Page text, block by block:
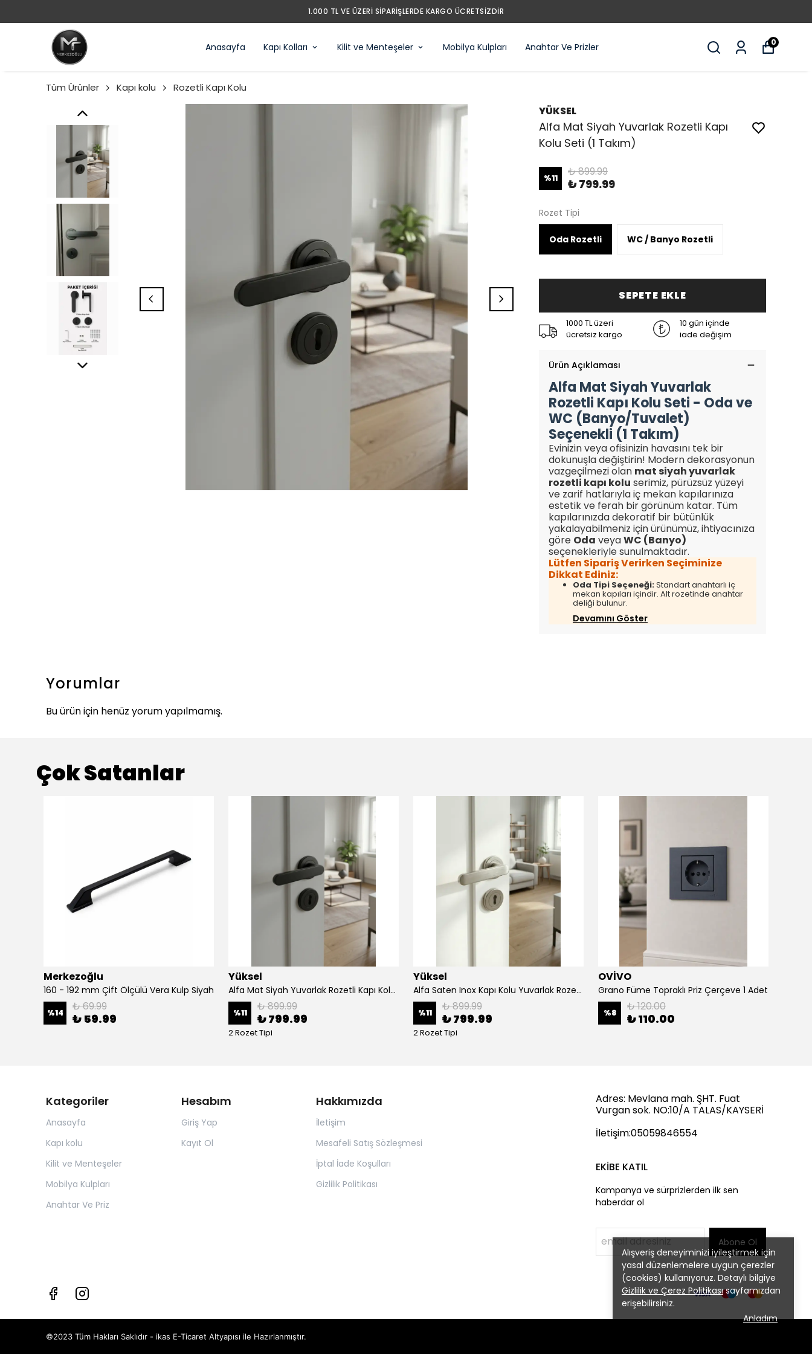
1.000 TL VE ÜZERI SIPARIŞLERDE KARGO ÜCRETSIZDIR
Anasayfa Kapı Kolları Kilit ve Menteşeler Mobilya Kulpları Anahtar Ve Prizler 0
Alışveriş deneyiminizi iyileştirmek için
yasal düzenlemelere uygun çerezler
(cookies) kullanıyoruz. Detaylı bilgiye
Gizlilik ve Çerez Politikasısayfamızdan
erişebilirsiniz.
Anladım
Tüm Ürünler Kapı kolu Rozetli Kapı Kolu
YÜKSEL
Alfa Mat Siyah Yuvarlak Rozetli Kapı
Kolu Seti (1 Takım)
%11 ₺ 899.99
₺ 799.99
Rozet Tipi
Oda Rozetli WC / Banyo Rozetli
SEPETE EKLE
1000 TL üzeri
ücretsiz kargo
10 gün içinde
iade değişim
Ürün Açıklaması
Alfa Mat Siyah Yuvarlak
Rozetli Kapı Kolu Seti - Oda ve
WC (Banyo/Tuvalet)
Seçenekli (1 Takım)
Evinizin veya ofisinizin havasını tek bir
dokunuşla değiştirin! Modern dekorasyonun
vazgeçilmezi olan mat siyah yuvarlak
rozetli kapı kolu serimiz, pürüzsüz yüzeyi
ve zarif hatlarıyla iç mekan kapılarınıza
estetik ve ferah bir görünüm katar. Tüm
kapılarınızda dekoratif bir bütünlük
yakalayabilmeniz için ürünümüz, ihtiyacınıza
göre Oda veyaWC (Banyo)
seçenekleriyle sunulmaktadır.
Lütfen Sipariş Verirken Seçiminize
Dikkat Ediniz:
Oda Tipi Seçeneği:Standart anahtarlı iç
mekan kapıları içindir. Alt rozetinde anahtar
deliği bulunur.
Devamını Göster
Yorumlar
Bu ürün için henüz yorum yapılmamış.
Çok Satanlar
Merkezoğlu
160 - 192 mm Çift Ölçülü Vera Kulp Siyah
%14 ₺ 69.99
₺ 59.99
Yüksel
Alfa Mat Siyah Yuvarlak Rozetli Kapı Kolu Seti (1 Takım)
%11 ₺ 899.99
₺ 799.99
2 Rozet Tipi
Yüksel
Alfa Saten Inox Kapı Kolu Yuvarlak Rozet (1 Takım)
%11 ₺ 899.99
₺ 799.99
2 Rozet Tipi
OVİVO
Grano Füme Topraklı Priz Çerçeve 1 Adet
%8 ₺ 120.00
₺ 110.00
Kategoriler
Anasayfa
Kapı kolu
Kilit ve Menteşeler
Mobilya Kulpları
Anahtar Ve Priz
Hesabım
Giriş Yap
Kayıt Ol
Hakkımızda
İletişim
Mesafeli Satış Sözleşmesi
İptal İade Koşulları
Gizlilik Politikası
Adres: Mevlana mah. ŞHT. Fuat
Vurgan sok. NO:10/A TALAS/KAYSERİ
İletişim:05059846554
EKİBE KATIL
Kampanya ve sürprizlerden ilk sen
haberdar ol
Abone Ol
©2023 Tüm Hakları Saklıdır - ikas E-Ticaret Altyapısı ile Hazırlanmıştır.